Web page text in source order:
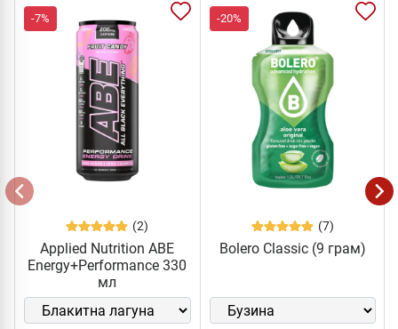
-7%
(2)
Applied Nutrition ABE
Energy+Performance 330
мл
-20%
(7)
Bolero Classic (9 грам)